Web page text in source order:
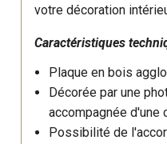
votre décoration
Caractéristiques
Plaque en bois
Décorée par une
accompagnée d'une
Possibilité de